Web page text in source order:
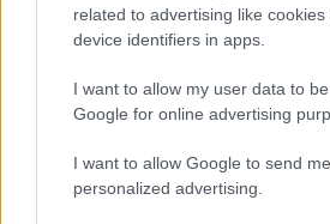
related to advertising like
device identifiers in apps.
I want to allow my user data to
Google for online advertising
I want to allow Google to send me
personalized advertising.
Przed meczami 4. kolejki - Jarosław >
(Roztocze Ruda Różaniecka) zajmują
Poniżej znajdziesz także ostatnie mecze
bramkowe.
Roztocze Ruda Różaniecka vs. Unia
żywo, transmisja
Wynik meczu Roztocze Ruda Różaniecka -